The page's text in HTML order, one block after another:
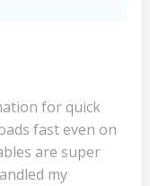
for quick
fast even on
are super
my